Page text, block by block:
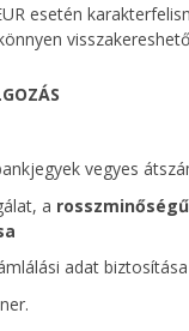
esetén
vegyes
a
adat biztosítása